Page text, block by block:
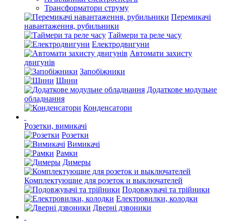
Трансформатори струму
Перемикачі
навантаження, рубильники
Таймери та реле часу
Електродвигуни
Автомати захисту
двигунів
Запобіжники
Шини
Додаткове модульне
обладнання
Конденсатори
Розетки, вимикачі
Розетки
Вимикачі
Рамки
Димеры
Комплектующие для розеток и выключателей
Подовжувачі та трійники
Електровилки, колодки
Дверні дзвоники